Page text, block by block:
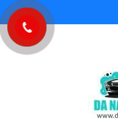
Bỏ
qua
và